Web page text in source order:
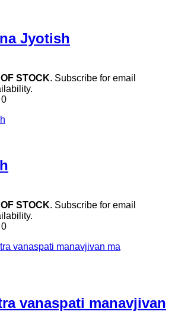
Jyotish
STOCK. Subscribe for email
0
STOCK. Subscribe for email
0
vanaspati manavjivan